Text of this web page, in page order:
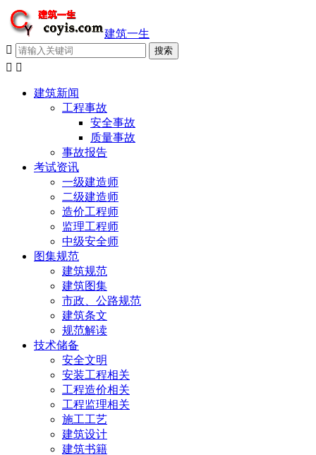
建筑一生

 
建筑新闻
工程事故
安全事故
质量事故
事故报告
考试资讯
一级建造师
二级建造师
造价工程师
监理工程师
中级安全师
图集规范
建筑规范
建筑图集
市政、公路规范
建筑条文
规范解读
技术储备
安全文明
安装工程相关
工程造价相关
工程监理相关
施工工艺
建筑设计
建筑书籍